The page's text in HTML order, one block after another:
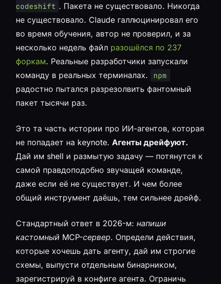
codeshift . Пакета не существовало. Никогда
не существовало. Claude галлюцинировал его
во время обучения, автор не проверил, и за
несколько недель файл разошёлся по 237
форкам. Реальные разработчики запускали
команду в реальных терминалах.
npm
радостно пытался разрезолвить фантомный
пакет тысячи раз.
Это та часть истории про ИИ-агентов, которая
не попадает на keynote. Агенты дрейфуют.
Дай им shell и размытую задачу — потянутся к
самой правдоподобно звучащей команде,
даже если её не существует. И чем более
общий инструмент даёшь, тем сильнее дрейф.
Стандартный ответ в 2026-м: напиши
кастомный MCP-сервер. Определи действия,
которые хочешь дать агенту, дай им строгие
схемы, выпусти отдельным бинарником,
зарегистрируй в конфиге агента. Ограничь